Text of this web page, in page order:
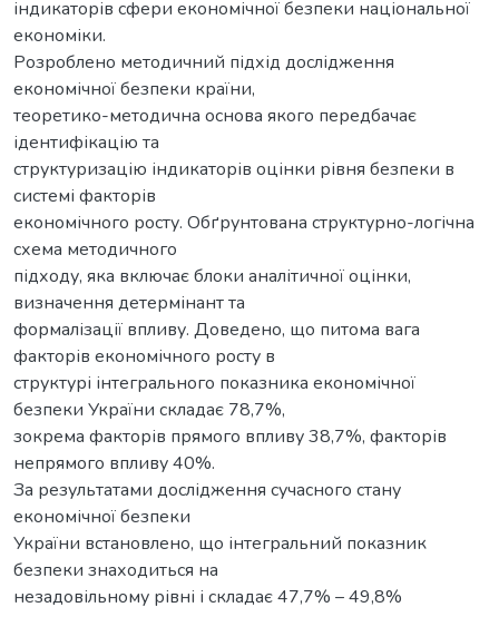
індикаторів сфери економічної безпеки національної
економіки.
Розроблено методичний підхід дослідження
економічної безпеки країни,
теоретико-методична основа якого передбачає
ідентифікацію та
структуризацію індикаторів оцінки рівня безпеки в
системі факторів
економічного росту. Обґрунтована структурно-логічна
схема методичного
підходу, яка включає блоки аналітичної оцінки,
визначення детермінант та
формалізації впливу. Доведено, що питома вага
факторів економічного росту в
структурі інтегрального показника економічної
безпеки України складає 78,7%,
зокрема факторів прямого впливу 38,7%, факторів
непрямого впливу 40%.
За результатами дослідження сучасного стану
економічної безпеки
України встановлено, що інтегральний показник
безпеки знаходиться на
незадовільному рівні і складає 47,7% – 49,8%